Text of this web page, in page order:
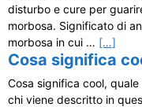
disturbo e cure per
morbosa. Significato di
morbosa in cui … […]
Cosa significa
Cosa significa cool,
chi viene descritto in